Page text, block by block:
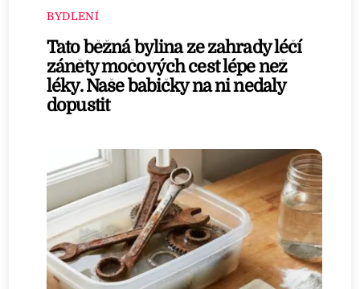
BYDLENÍ
Tato běžná bylina ze zahrady léčí
záněty močových cest lépe než
léky. Naše babičky na ni nedaly
dopustit